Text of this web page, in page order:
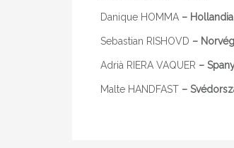
Danique HOMMA – Hollandia
Sebastian RISHOVD –
Adrià RIERA VAQUER –
Malte HANDFAST –